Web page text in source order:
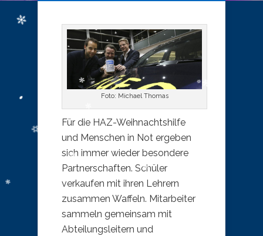
Foto: Michael Thomas
Für die HAZ-Weihnachtshilfe
und Menschen in Not ergeben
sich immer wieder besondere
Partnerschaften. Schüler
verkaufen mit ihren Lehrern
zusammen Waffeln. Mitarbeiter
sammeln gemeinsam mit
Abteilungsleitern und